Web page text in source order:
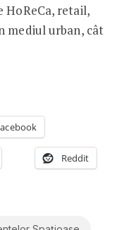
HoReCa, retail,
mediul urban, cât
Reddit